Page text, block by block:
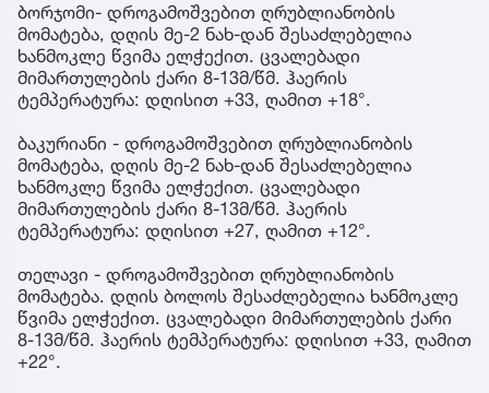
ბორჯომი- დროგამოშვებით ღრუბლიანობის
მომატება, დღის მე-2 ნახ-დან შესაძლებელია
ხანმოკლე წვიმა ელჭექით. ცვალებადი
მიმართულების ქარი 8-13მ/წმ. ჰაერის
ტემპერატურა: დღისით +33, ღამით +18°.
ბაკურიანი - დროგამოშვებით ღრუბლიანობის
მომატება, დღის მე-2 ნახ-დან შესაძლებელია
ხანმოკლე წვიმა ელჭექით. ცვალებადი
მიმართულების ქარი 8-13მ/წმ. ჰაერის
ტემპერატურა: დღისით +27, ღამით +12°.
თელავი - დროგამოშვებით ღრუბლიანობის
მომატება. დღის ბოლოს შესაძლებელია ხანმოკლე
წვიმა ელჭექით. ცვალებადი მიმართულების ქარი
8-13მ/წმ. ჰაერის ტემპერატურა: დღისით +33, ღამით
+22°.